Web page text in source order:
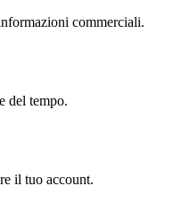
commerciali.
del tempo.
il tuo account.